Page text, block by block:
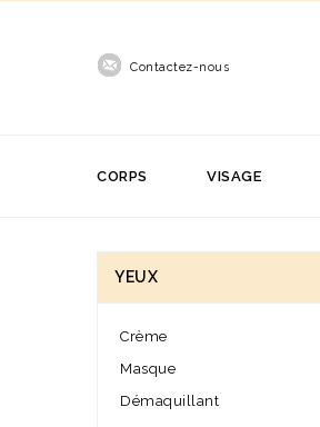
Contactez-nous
CORPS VISAGE
YEUX
Crème
Masque
Démaquillant